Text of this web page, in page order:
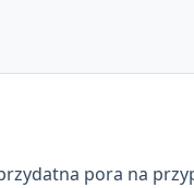
pora na